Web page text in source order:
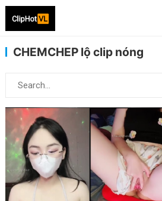
CHEMCHEP lộ clip nóng